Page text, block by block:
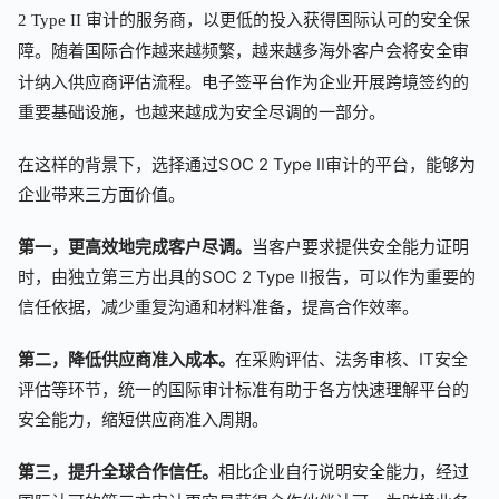
2 Type II 审计的服务商，以更低的投入获得国际认可的安全保
障。 随着国际合作越来越频繁，越来越多海外客户会将安全审
计纳入供应商评估流程。电子签平台作为企业开展跨境签约的
重要基础设施，也越来越成为安全尽调的一部分。
在这样的背景下，选择通过SOC 2 Type II审计的平台，能够为
企业带来三方面价值。
第一，更高效地完成客户尽调。 当客户要求提供安全能力证明
时，由独立第三方出具的SOC 2 Type II报告，可以作为重要的
信任依据，减少重复沟通和材料准备，提高合作效率。
第二，降低供应商准入成本。 在采购评估、法务审核、IT安全
评估等环节，统一的国际审计标准有助于各方快速理解平台的
安全能力，缩短供应商准入周期。
第三，提升全球合作信任。 相比企业自行说明安全能力，经过